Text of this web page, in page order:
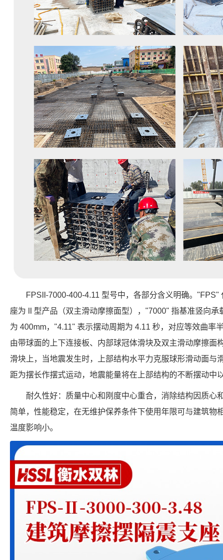
FPSII-7000-400-4.11 型号中，各部分含义明确。
座为 II 型产品（双主滑动摩擦面型），"7000" 指基准竖向
为 400mm，"4.11" 表示摆动周期为 4.11 秒，对应等效曲率
由带球面的上下连接板、内部球冠体滑块及双主滑动摩擦面
滑块上，当地震发生时，上部结构水平力克服球形滑动面与
距为摆长作摆式运动，地震能量将在上部结构的不断摆动中
耐久性好：质量中心和刚度中心重合，消除结构因质心
简单，性能稳定，在无维护保养条件下使用年限可与建筑物
温度影响小。